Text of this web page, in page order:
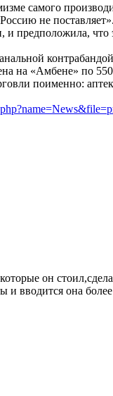
самого
не
и предположила,
на «Амбене» по
поименно:
он
и вводится она